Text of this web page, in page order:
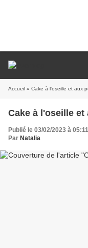
Accueil » Cake à l'oseille et aux
Cake à l'oseille
Publié le 03/02/2023 à 05:11
Par Natalia